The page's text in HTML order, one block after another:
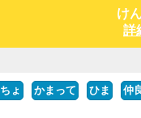
け
詳
ょ かまって ひま 仲